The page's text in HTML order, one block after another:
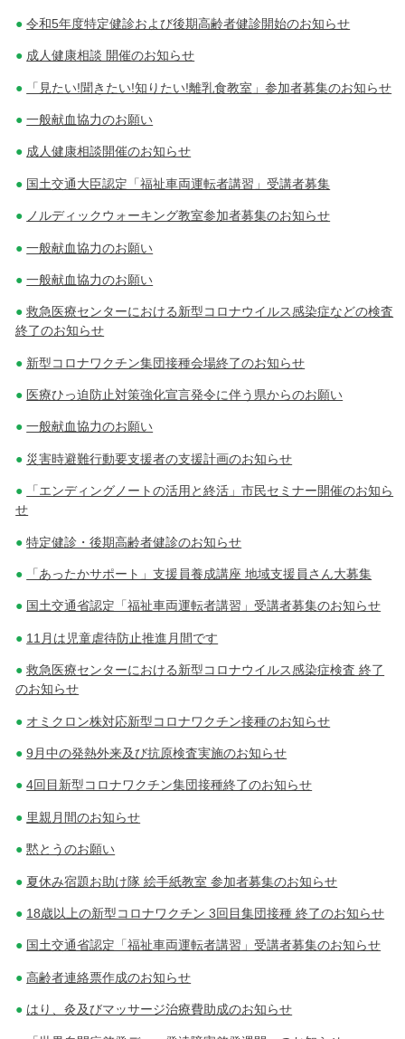
令和5年度特定健診および後期高齢者健診開始のお知らせ
成人健康相談 開催のお知らせ
「見たい!聞きたい!知りたい!離乳食教室」参加者募集のお知らせ
一般献血協力のお願い
成人健康相談開催のお知らせ
国土交通大臣認定「福祉車両運転者講習」受講者募集
ノルディックウォーキング教室参加者募集のお知らせ
一般献血協力のお願い
一般献血協力のお願い
救急医療センターにおける新型コロナウイルス感染症などの検査
終了のお知らせ
新型コロナワクチン集団接種会場終了のお知らせ
医療ひっ迫防止対策強化宣言発令に伴う県からのお願い
一般献血協力のお願い
災害時避難行動要支援者の支援計画のお知らせ
「エンディングノートの活用と終活」市民セミナー開催のお知ら
せ
特定健診・後期高齢者健診のお知らせ
「あったかサポート」支援員養成講座 地域支援員さん大募集
国土交通省認定「福祉車両運転者講習」受講者募集のお知らせ
11月は児童虐待防止推進月間です
救急医療センターにおける新型コロナウイルス感染症検査 終了
のお知らせ
オミクロン株対応新型コロナワクチン接種のお知らせ
9月中の発熱外来及び抗原検査実施のお知らせ
4回目新型コロナワクチン集団接種終了のお知らせ
里親月間のお知らせ
黙とうのお願い
夏休み宿題お助け隊 絵手紙教室 参加者募集のお知らせ
18歳以上の新型コロナワクチン 3回目集団接種 終了のお知らせ
国土交通省認定「福祉車両運転者講習」受講者募集のお知らせ
高齢者連絡票作成のお知らせ
はり、灸及びマッサージ治療費助成のお知らせ